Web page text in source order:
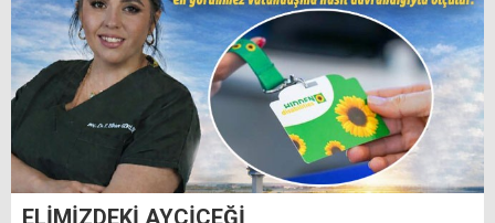
ELİMİZDEKİ AYÇİÇEĞİ